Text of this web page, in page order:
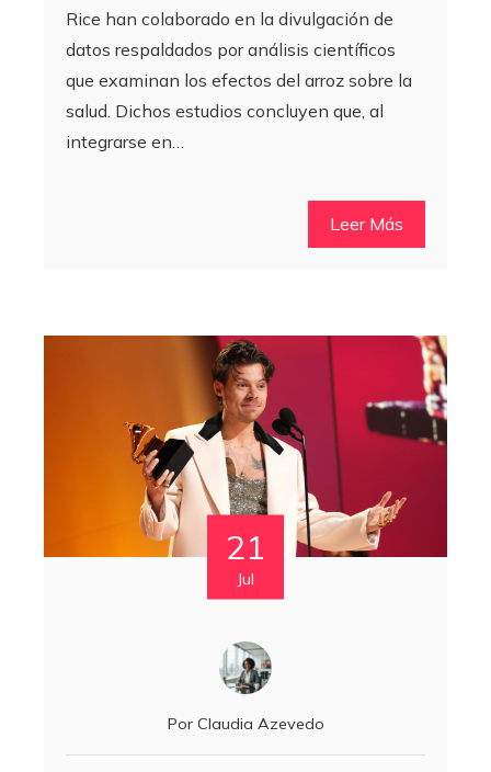
Rice han colaborado en la divulgación de
datos respaldados por análisis científicos
que examinan los efectos del arroz sobre la
salud. Dichos estudios concluyen que, al
integrarse en…
Leer Más
21
Jul
Por Claudia Azevedo